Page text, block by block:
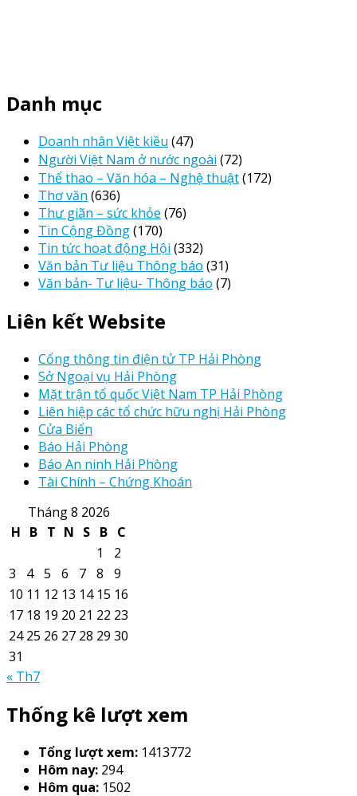
Danh mục
Doanh nhân Việt kiều (47)
Người Việt Nam ở nước ngoài (72)
Thể thao – Văn hóa – Nghệ thuật(172)
Thơ văn (636)
Thư giãn – sức khỏe (76)
Tin Cộng Đồng(170)
Tin tức hoạt động Hội (332)
Văn bản Tư liệu Thông báo (31)
Văn bản- Tư liệu- Thông báo (7)
Liên kết Website
Cổng thông tin điện tử TP Hải Phòng
Sở Ngoại vụ Hải Phòng
Mặt trận tổ quốc Việt Nam TP Hải Phòng
Liên hiệp các tổ chức hữu nghị Hải Phòng
Cửa Biển
Báo Hải Phòng
Báo An ninh Hải Phòng
Tài Chính – Chứng Khoán
Tháng 8 2026
H B T N S B C
1
2
3
4 5 6 7 8
9
10 11 12 13 14 15 16
17 18 19 20 21 22 23
24 25 26 27 28 29 30
31
« Th7
Thống kê lượt xem
Tổng lượt xem: 1413772
Hôm nay: 294
Hôm qua: 1502